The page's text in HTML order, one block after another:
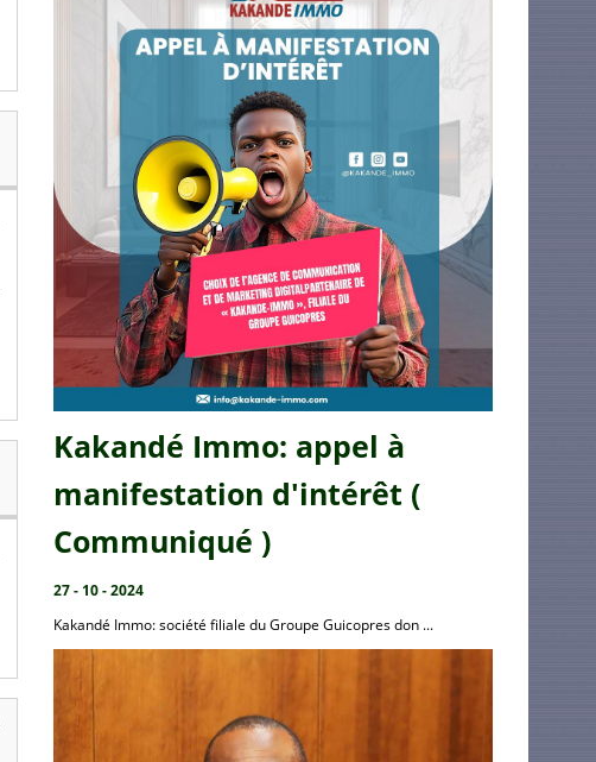
Kakandé Immo: appel à
manifestation d'intérêt (
Communiqué )
27 - 10 - 2024
Kakandé Immo: société filiale du Groupe Guicopres don ...